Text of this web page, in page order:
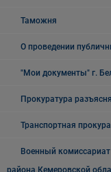
Таможня
О проведении
"Мои документы" г.
Прокуратура
Транспортная
Военный
района Кемеровской